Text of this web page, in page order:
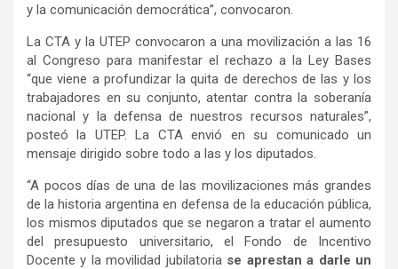
y la comunicación democrática”, convocaron.
La CTA y la UTEP convocaron a una movilización a las 16
al Congreso para manifestar el rechazo a la Ley Bases
“que viene a profundizar la quita de derechos de las y los
trabajadores en su conjunto, atentar contra la soberanía
nacional y la defensa de nuestros recursos naturales”,
posteó la UTEP. La CTA envió en su comunicado un
mensaje dirigido sobre todo a las y los diputados.
“A pocos días de una de las movilizaciones más grandes
de la historia argentina en defensa de la educación pública,
los mismos diputados que se negaron a tratar el aumento
del presupuesto universitario, el Fondo de Incentivo
Docente y la movilidad jubilatoria se aprestan a darle un